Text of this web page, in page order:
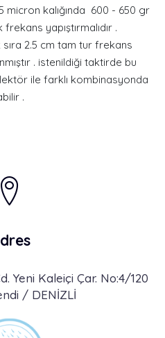
micron kalığında 600 - 650 gr
frekans yapıştırmalıdır .
2.5 cm tam tur frekans
. istenildiği taktirde bu
ile farklı kombinasyonda
.
Yeni Kaleiçi Çar. No:4/120
/ DENİZLİ